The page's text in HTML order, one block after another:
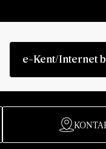
e-Kent/Internet